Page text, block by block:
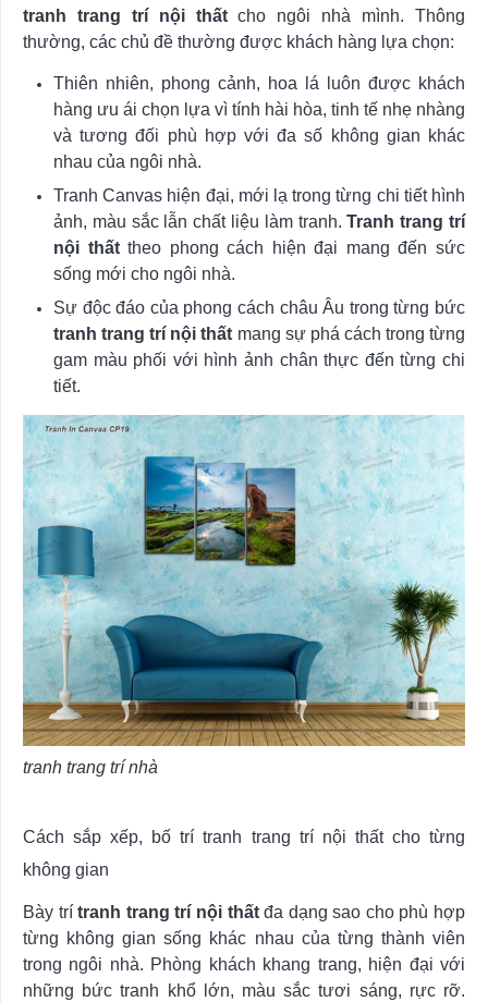
tranh trang trí nội thấtcho ngôi nhà mình. Thông
thường, các chủ đề thường được khách hàng lựa chọn:
Thiên nhiên, phong cảnh, hoa lá luôn được khách
hàng ưu ái chọn lựa vì tính hài hòa, tinh tế nhẹ nhàng
và tương đối phù hợp với đa số không gian khác
nhau của ngôi nhà.
Tranh Canvas hiện đại, mới lạ trong từng chi tiết hình
ảnh, màu sắc lẫn chất liệu làm tranh.Tranh trang trí
nội thấttheo phong cách hiện đại mang đến sức
sống mới cho ngôi nhà.
Sự độc đáo của phong cách châu Âu trong từng bức
tranh trang trí nội thất mang sự phá cách trong từng
gam màu phối với hình ảnh chân thực đến từng chi
tiết.
tranh trang trí nhà
Cách sắp xếp, bố trí tranh trang trí nội thất cho từng
không gian
Bày trítranh trang trí nội thấtđa dạng sao cho phù hợp
từng không gian sống khác nhau của từng thành viên
trong ngôi nhà. Phòng khách khang trang, hiện đại với
những bức tranh khổ lớn, màu sắc tươi sáng, rực rỡ.